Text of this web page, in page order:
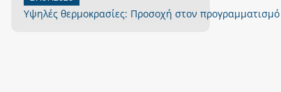
Yψηλές θερμοκρασίες: Προσοχή στον